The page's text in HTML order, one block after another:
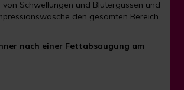
Schwellungen und Blutergüssen und
den gesamten Bereich
nach einer Fettabsaugung am